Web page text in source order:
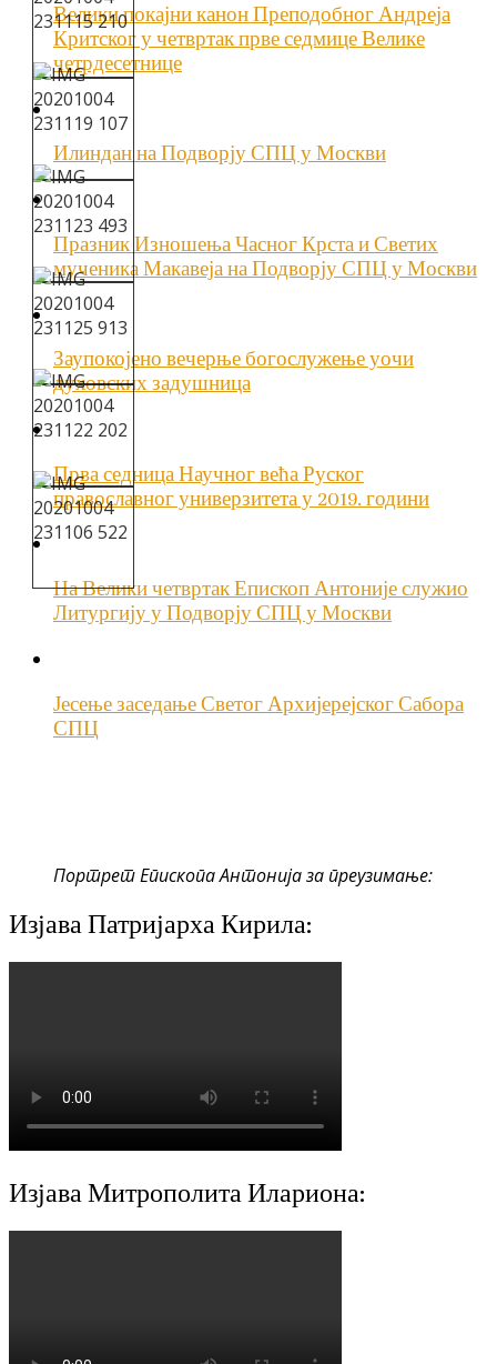
Велики покајни канон Преподобног Андреја
Критског у четвртак прве седмице Велике
четрдесетнице
Илиндан на Подворју СПЦ у Москви
Празник Изношења Часног Крста и Светих
мученика Макавеја на Подворју СПЦ у Москви
Заупокојено вечерње богослужење уочи
духовских задушница
Прва седница Научног већа Руског
православног универзитета у 2019. години
На Велики четвртак Епископ Антоније служио
Литургију у Подворју СПЦ у Москви
Јесење заседање Светог Архијерејског Сабора
СПЦ
Портрет Епископа Антонија за преузимање:
Изјава Патријарха Кирила:
Изјава Митрополита Илариона: